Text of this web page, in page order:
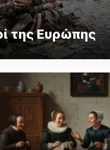
της Ευρώπης